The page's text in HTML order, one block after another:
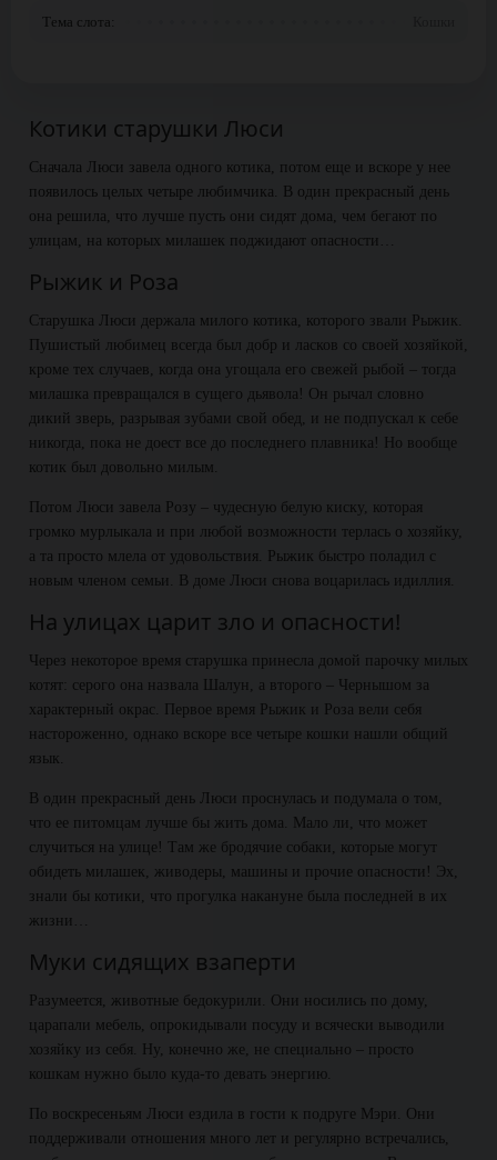
Тема слота:
Котики старушки Люси
Сначала Люси завела одного котика, потом еще и вскоре у нее
появилось целых четыре любимчика. В один прекрасный день
она решила, что лучше пусть они сидят дома, чем бегают по
улицам, на которых милашек поджидают опасности…
Рыжик и Роза
Старушка Люси держала милого котика, которого звали Рыжик.
Пушистый любимец всегда был добр и ласков со своей хозяйкой,
кроме тех случаев, когда она угощала его свежей рыбой – тогда
милашка превращался в сущего дьявола! Он рычал словно
дикий зверь, разрывая зубами свой обед, и не подпускал к себе
никогда, пока не доест все до последнего плавника! Но вообще
котик был довольно милым.
Потом Люси завела Розу – чудесную белую киску, которая
громко мурлыкала и при любой возможности терлась о хозяйку,
а та просто млела от удовольствия. Рыжик быстро поладил с
новым членом семьи. В доме Люси снова воцарилась идиллия.
На улицах царит зло и опасности!
Через некоторое время старушка принесла домой парочку милых
котят: серого она назвала Шалун, а второго – Чернышом за
характерный окрас. Первое время Рыжик и Роза вели себя
настороженно, однако вскоре все четыре кошки нашли общий
язык.
В один прекрасный день Люси проснулась и подумала о том,
что ее питомцам лучше бы жить дома. Мало ли, что может
случиться на улице! Там же бродячие собаки, которые могут
обидеть милашек, живодеры, машины и прочие опасности! Эх,
знали бы котики, что прогулка накануне была последней в их
жизни…
Муки сидящих взаперти
Разумеется, животные бедокурили. Они носились по дому,
царапали мебель, опрокидывали посуду и всячески выводили
хозяйку из себя. Ну, конечно же, не специально – просто
кошкам нужно было куда-то девать энергию.
По воскресеньям Люси ездила в гости к подруге Мэри. Они
поддерживали отношения много лет и регулярно встречались,